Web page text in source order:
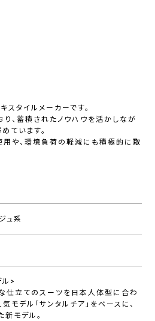
タイルメーカーです。
、蓄積されたノウハウを活かしなが
ています。
用や、環境負荷の軽減にも積極的に取
ュ系
ル>
仕立てのスーツを日本人体型に合わ
モデル「サンタルチア」をベースに、
モデル。